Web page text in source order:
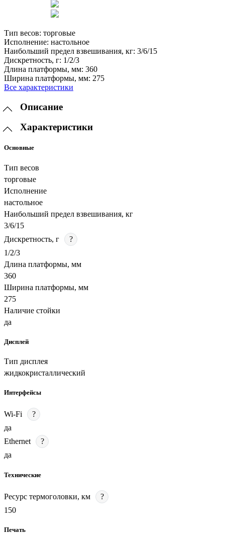
Тип весов: торговые
Исполнение: настольное
Наибольший предел взвешивания, кг: 3/6/15
Дискретность, г: 1/2/3
Длина платформы, мм: 360
Ширина платформы, мм: 275
Все характеристики
Описание
Характеристики
Основные
Тип весов
торговые
Исполнение
настольное
Наибольший предел взвешивания, кг
3/6/15
Дискретность, г
?
1/2/3
Длина платформы, мм
360
Ширина платформы, мм
275
Наличие стойки
да
Дисплей
Тип дисплея
жидкокристаллический
Интерфейсы
Wi-Fi
?
да
Ethernet
?
да
Технические
Ресурс термоголовки, км
?
150
Печать